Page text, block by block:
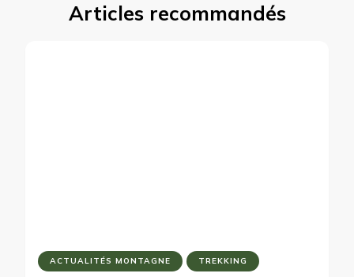
Articles recommandés
ACTUALITÉS MONTAGNE TREKKING